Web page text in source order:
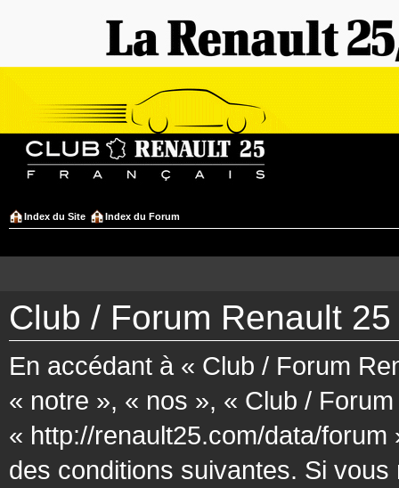
Index du Site Index du Forum
Club / Forum Renault
En accédant à « Club / Forum
« notre », « nos », « Club /
« http://renault25.com/data/
des conditions suivantes. Si vous